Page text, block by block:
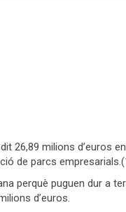
26,89 milions d’euros
de parcs
perquè puguen dur a
d’euros.